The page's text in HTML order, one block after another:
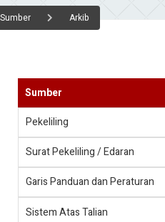
Sumber Arkib
Sumber
Pekeliling
Surat Pekeliling / Edaran
Garis Panduan dan Peraturan
Sistem Atas Talian